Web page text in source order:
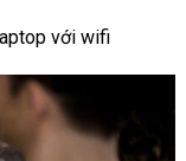
với wifi